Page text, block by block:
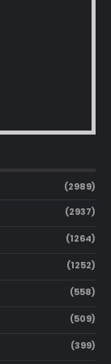
(2989)
(2937)
(1264)
(1252)
(558)
(509)
(399)